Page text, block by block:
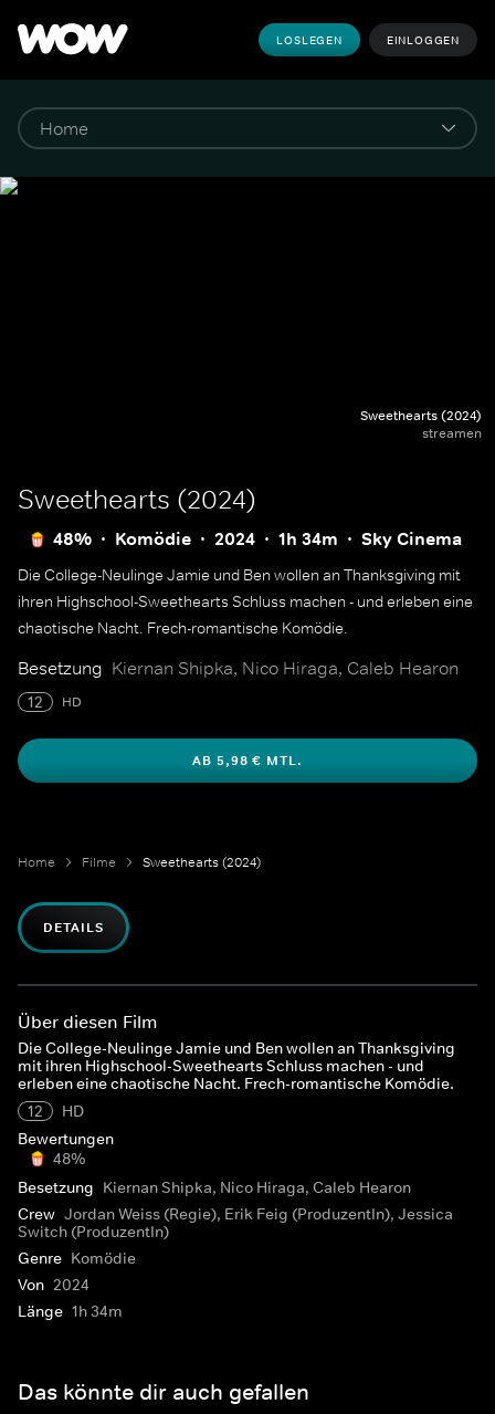
LOSLEGEN EINLOGGEN
Sweethearts (2024)
streamen
Sweethearts (2024)
48% Komödie 2024 1h 34m Sky Cinema
Die College-Neulinge Jamie und Ben wollen an Thanksgiving mit
ihren Highschool-Sweethearts Schluss machen - und erleben eine
chaotische Nacht. Frech-romantische Komödie.
Besetzung Kiernan Shipka, Nico Hiraga, Caleb Hearon
12 HD
AB 5,98 € MTL.
Home Filme Sweethearts (2024)
DETAILS
Über diesen Film
Die College-Neulinge Jamie und Ben wollen an Thanksgiving
mit ihren Highschool-Sweethearts Schluss machen - und
erleben eine chaotische Nacht. Frech-romantische Komödie.
12
HD
Bewertungen
48%
Besetzung Kiernan Shipka, Nico Hiraga, Caleb Hearon
Crew Jordan Weiss (Regie), Erik Feig (ProduzentIn), Jessica
Switch (ProduzentIn)
Genre Komödie
Von 2024
Länge 1h 34m
Das könnte dir auch gefallen